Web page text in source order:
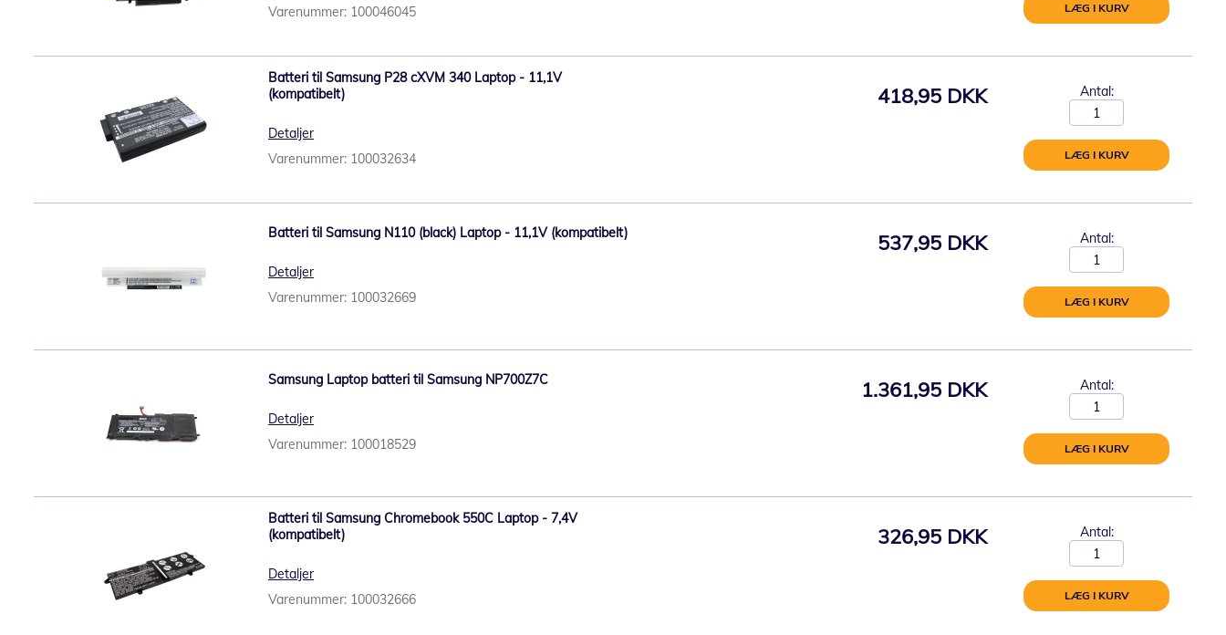
Varenummer: 100046045
LÆG I KURV
Batteri til Samsung P28 cXVM 340 Laptop - 11,1V
(kompatibelt)
Detaljer
Varenummer: 100032634
418,95 DKK Antal:
LÆG I KURV
Batteri til Samsung N110 (black) Laptop - 11,1V (kompatibelt)
Detaljer
Varenummer: 100032669
537,95 DKK Antal:
LÆG I KURV
Samsung Laptop batteri til Samsung NP700Z7C
Detaljer
Varenummer: 100018529
1.361,95 DKK Antal:
LÆG I KURV
Batteri til Samsung Chromebook 550C Laptop - 7,4V
(kompatibelt)
Detaljer
Varenummer: 100032666
326,95 DKK Antal:
LÆG I KURV